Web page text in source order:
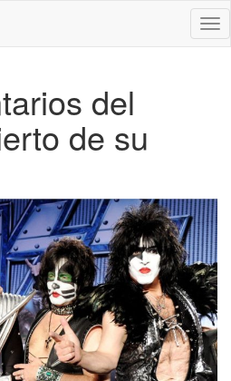
del
de su